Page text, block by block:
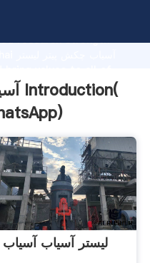
research strength
آسیاب چکش پیتر لیستر Introduction(
)
لیستر آسیاب آسیاب